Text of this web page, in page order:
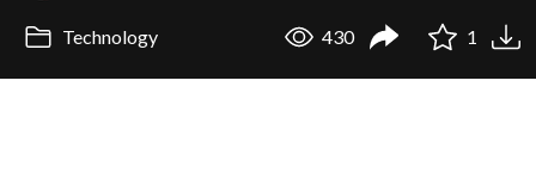
Technology 430 1